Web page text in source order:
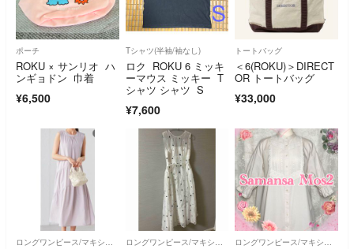
ポーチ
ROKU × サンリオ ハ
ンギョドン 巾着
¥6,500
Tシャツ(半袖/袖なし)
ロク ROKU 6 ミッキ
ーマウス ミッキー T
シャツ シャツ S
¥7,600
トートバッグ
＜6(ROKU)＞DIRECT
OR トートバッグ
¥33,000
ロングワンピース/マキシワンピース ロングワンピース/マキシワンピース ロングワンピース/マキシワンピース